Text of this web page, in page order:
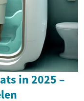
in 2025 –